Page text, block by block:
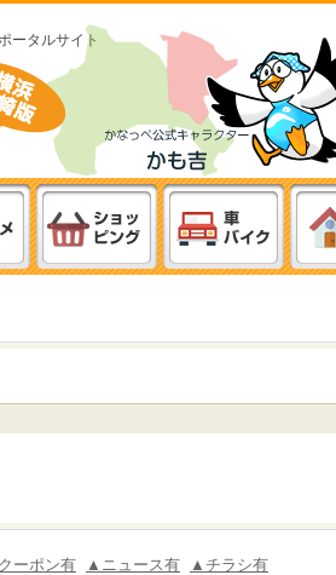
ータルサイト
ーポン有 ▲ニュース有
▲チラシ有